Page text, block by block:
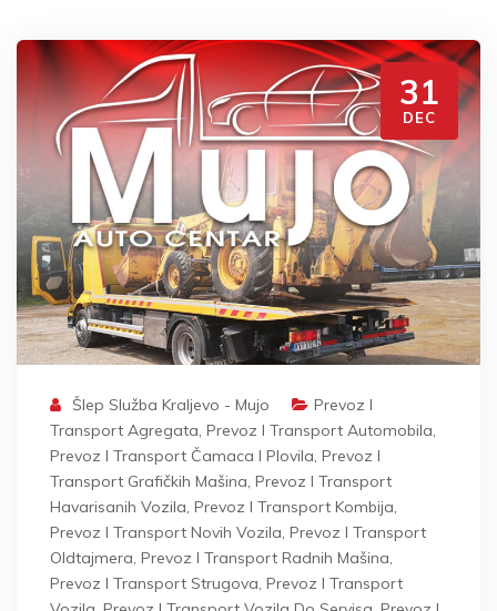
31
DEC
Šlep Služba Kraljevo - Mujo
Prevoz I
Transport Agregata, Prevoz I Transport Automobila,
Prevoz I Transport Čamaca I Plovila, Prevoz I
Transport Grafičkih Mašina, Prevoz I Transport
Havarisanih Vozila, Prevoz I Transport Kombija,
Prevoz I Transport Novih Vozila, Prevoz I Transport
Oldtajmera, Prevoz I Transport Radnih Mašina,
Prevoz I Transport Strugova, Prevoz I Transport